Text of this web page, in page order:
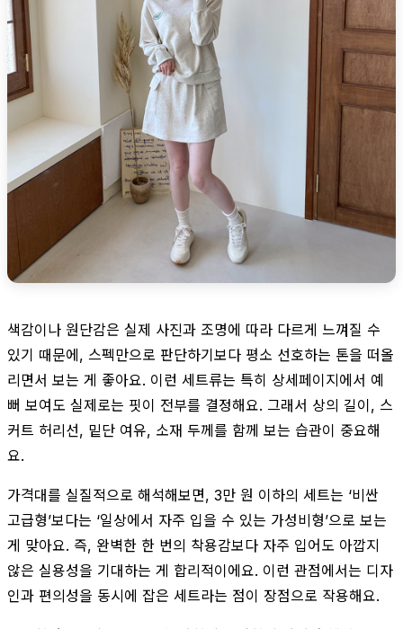
색감이나 원단감은 실제 사진과 조명에 따라 다르게 느껴질 수
있기 때문에, 스펙만으로 판단하기보다 평소 선호하는 톤을 떠올
리면서 보는 게 좋아요. 이런 세트류는 특히 상세페이지에서 예
뻐 보여도 실제로는 핏이 전부를 결정해요. 그래서 상의 길이, 스
커트 허리선, 밑단 여유, 소재 두께를 함께 보는 습관이 중요해
요.
가격대를 실질적으로 해석해보면, 3만 원 이하의 세트는 ‘비싼
고급형’보다는 ‘일상에서 자주 입을 수 있는 가성비형’으로 보는
게 맞아요. 즉, 완벽한 한 번의 착용감보다 자주 입어도 아깝지
않은 실용성을 기대하는 게 합리적이에요. 이런 관점에서는 디자
인과 편의성을 동시에 잡은 세트라는 점이 장점으로 작용해요.